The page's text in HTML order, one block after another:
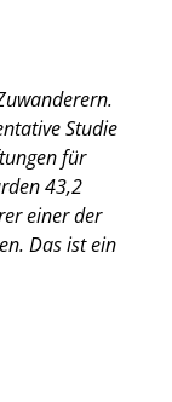
Studie
für
43,2
einer der
Das ist ein